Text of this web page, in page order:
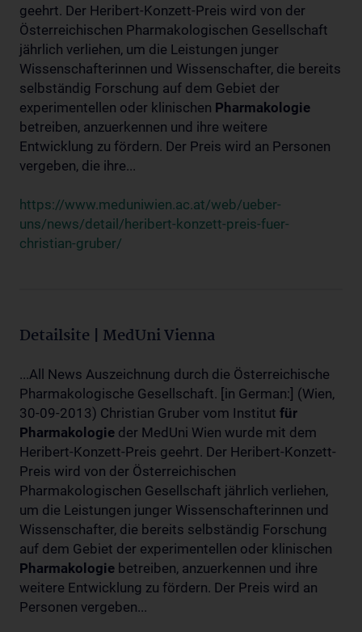
geehrt. Der Heribert-Konzett-Preis wird von der
Österreichischen Pharmakologischen Gesellschaft
jährlich verliehen, um die Leistungen junger
Wissenschafterinnen und Wissenschafter, die bereits
selbständig Forschung auf dem Gebiet der
experimentellen oder klinischen Pharmakologie
betreiben, anzuerkennen und ihre weitere
Entwicklung zu fördern. Der Preis wird an Personen
vergeben, die ihre...
https://www.meduniwien.ac.at/web/ueber-
uns/news/detail/heribert-konzett-preis-fuer-
christian-gruber/
Detailsite | MedUni Vienna
...All News Auszeichnung durch die Österreichische
Pharmakologische Gesellschaft. [in German:] (Wien,
30-09-2013) Christian Gruber vom Institut für
Pharmakologie der MedUni Wien wurde mit dem
Heribert-Konzett-Preis geehrt. Der Heribert-Konzett-
Preis wird von der Österreichischen
Pharmakologischen Gesellschaft jährlich verliehen,
um die Leistungen junger Wissenschafterinnen und
Wissenschafter, die bereits selbständig Forschung
auf dem Gebiet der experimentellen oder klinischen
Pharmakologie betreiben, anzuerkennen und ihre
weitere Entwicklung zu fördern. Der Preis wird an
Personen vergeben...